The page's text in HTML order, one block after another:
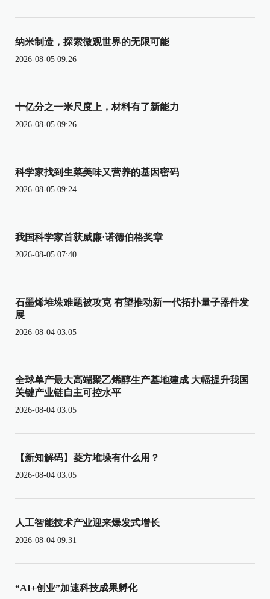
纳米制造，探索微观世界的无限可能
2026-08-05 09:26
十亿分之一米尺度上，材料有了新能力
2026-08-05 09:26
科学家找到生菜美味又营养的基因密码
2026-08-05 09:24
我国科学家首获威廉·诺德伯格奖章
2026-08-05 07:40
石墨烯堆垛难题被攻克 有望推动新一代拓扑量子器件发
展
2026-08-04 03:05
全球单产最大高端聚乙烯醇生产基地建成 大幅提升我国
关键产业链自主可控水平
2026-08-04 03:05
【新知解码】菱方堆垛有什么用？
2026-08-04 03:05
人工智能技术产业迎来爆发式增长
2026-08-04 09:31
“AI+创业”加速科技成果孵化